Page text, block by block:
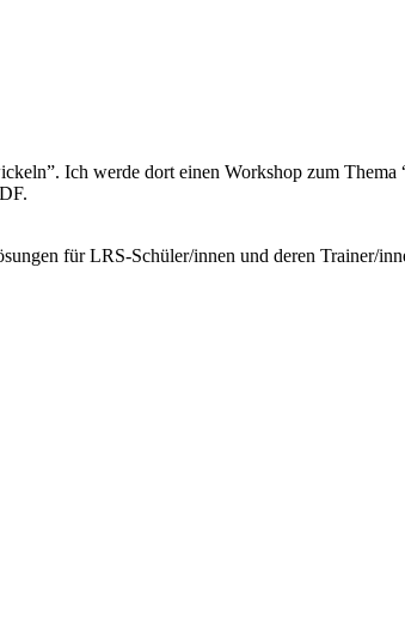
Ich werde dort einen Workshop zum Thema
für LRS-Schüler/innen und deren Trainer/